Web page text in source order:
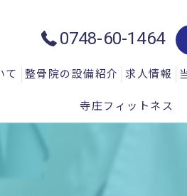
0748-60-1464
て 整骨院の設備紹介
ハイトーン治療器：ハイチャージ
微弱電流治療器：エレクトロア
求人情報
寺庄フィットネス